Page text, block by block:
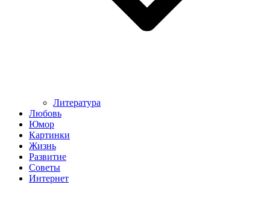
Литература
Любовь
Юмор
Картинки
Жизнь
Развитие
Советы
Интернет